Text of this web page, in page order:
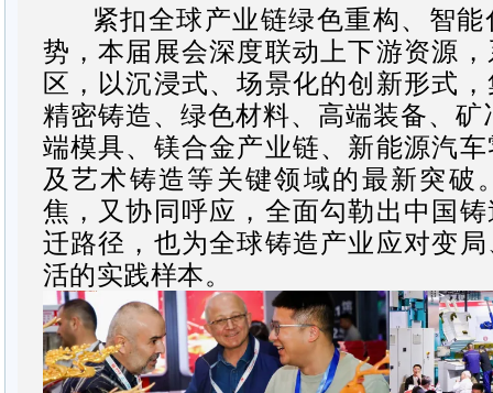
紧扣全球产业链绿色重构、智能
势，本届展会深度联动上下游资源
区，以沉浸式、场景化的创新形式
精密铸造、绿色材料、高端装备、矿
端模具、 镁合金产业链、新能源汽
及艺术铸造等关键领域的最新突破
焦，又协同呼应，全面勾勒出中国
迁路径，也为全球铸造产业应对变
活的实践样本。